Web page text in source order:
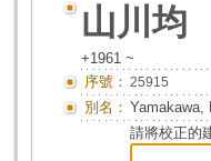
山川均
+1961 ~
序號： 25915
別名： Yamakawa,
請將校正的